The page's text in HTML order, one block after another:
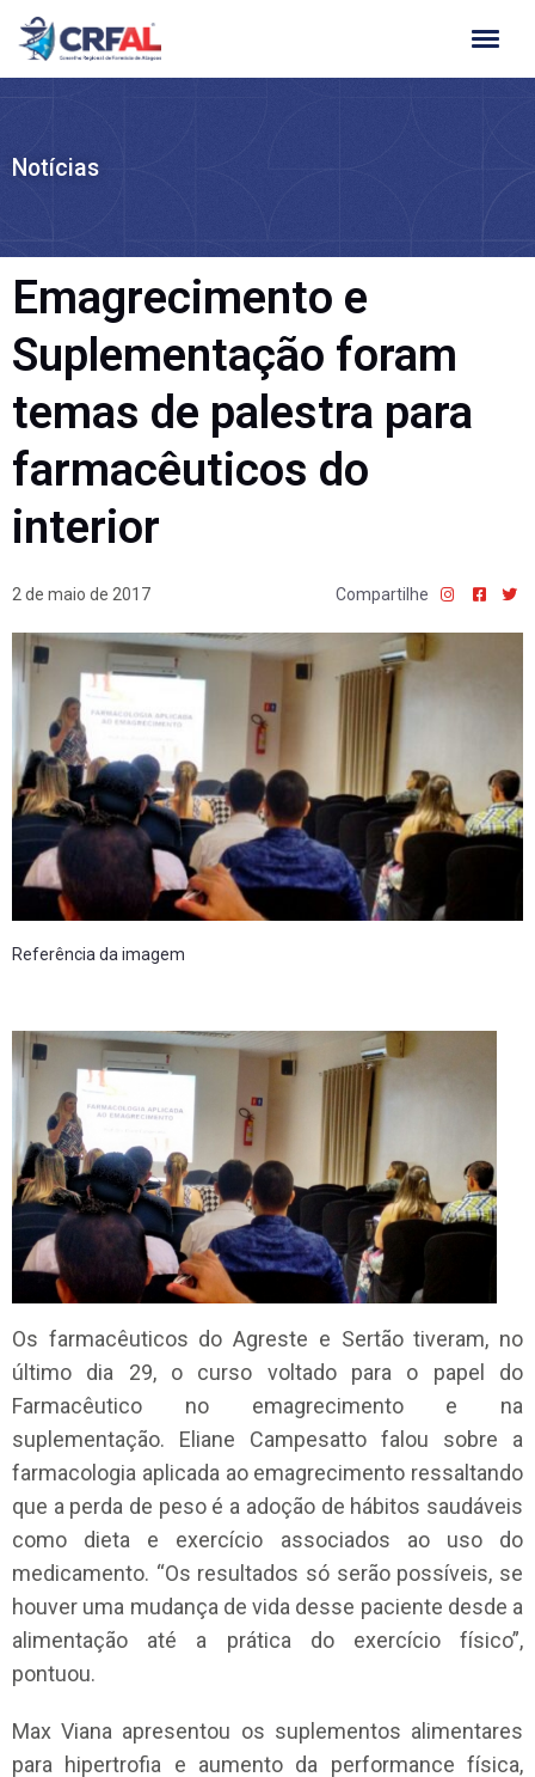
Ir
para
Notícias
Emagrecimento e
Suplementação foram
temas de palestra para
farmacêuticos do
interior
2 de maio de 2017 Compartilhe
Referência da imagem
Os farmacêuticos do Agreste e Sertão tiveram, no
último dia 29, o curso voltado para o papel do
Farmacêutico no emagrecimento e na
suplementação. Eliane Campesatto falou sobre a
farmacologia aplicada ao emagrecimento ressaltando
que a perda de peso é a adoção de hábitos saudáveis
como dieta e exercício associados ao uso do
medicamento. “Os resultados só serão possíveis, se
houver uma mudança de vida desse paciente desde a
alimentação até a prática do exercício físico”,
pontuou.
Max Viana apresentou os suplementos alimentares
para hipertrofia e aumento da performance física,